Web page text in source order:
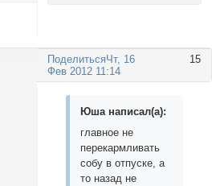
Поделиться 15
Чт, 16
Фев 2012 11:14
Юша написал(а):
главное не
перекармливать
собу в отпуске, а
то назад не